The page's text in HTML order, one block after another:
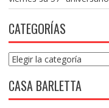
CATEGORÍAS
Categorías
CASA BARLETTA